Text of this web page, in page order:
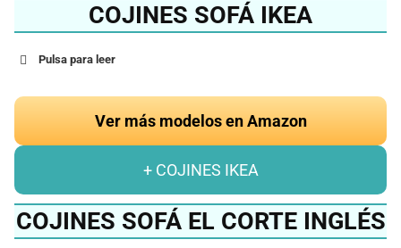
COJINES SOFÁ IKEA
Pulsa para leer
Ver más modelos en Amazon
+ COJINES IKEA
COJINES SOFÁ EL CORTE INGLÉS